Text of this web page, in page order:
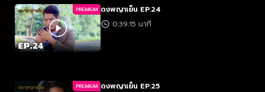
PREMIUM ดงพญาเย็น EP.24
0:39:15 นาที
PREMIUM ดงพญาเย็น EP.25